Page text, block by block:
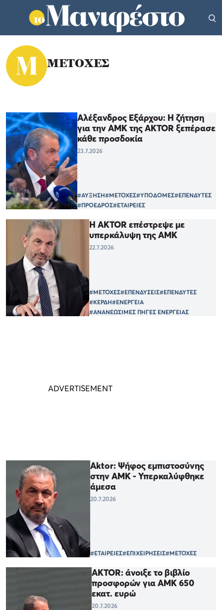
ΜΕΤΟΧΕΣ
Αλέξανδρος Εξάρχου: Η ζήτηση
για την ΑΜΚ της AKTOR ξεπέρασε
κάθε προσδοκία
23.7.2026
#ΑΥΞΗΣΗ#ΜΕΤΟΧΕΣ#ΥΠΟΔΟΜΕΣ#ΕΠΕΝΔΥΤΕΣ
#ΠΡΟΕΔΡΟΣ#ΕΤΑΙΡΕΙΕΣ
Η AKTOR επέστρεψε με
υπερκάλυψη της ΑΜΚ
22.7.2026
#ΜΕΤΟΧΕΣ#ΕΠΕΝΔΥΣΕΙΣ#ΕΠΕΝΔΥΤΕΣ
#ΚΕΡΔΗ#ΕΝΕΡΓΕΙΑ
#ΑΝΑΝΕΩΣΙΜΕΣ ΠΗΓΕΣ ΕΝΕΡΓΕΙΑΣ
Aktor: Ψήφος εμπιστοσύνης
στην ΑΜΚ - Υπερκαλύφθηκε
άμεσα
20.7.2026
#ΕΤΑΙΡΕΙΕΣ#ΕΠΙΧΕΙΡΗΣΕΙΣ#ΜΕΤΟΧΕΣ
AKTOR: άνοιξε το βιβλίο
προσφορών για ΑΜΚ 650
εκατ. ευρώ
20.7.2026